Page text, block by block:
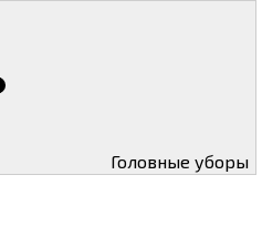
Головные уборы